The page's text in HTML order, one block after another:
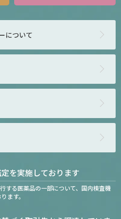
について
を実施しております
する医薬品の一部について、国内検査機
ます。